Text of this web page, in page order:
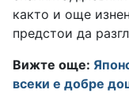
както и още
предстои да
Вижте още:
всеки е добре